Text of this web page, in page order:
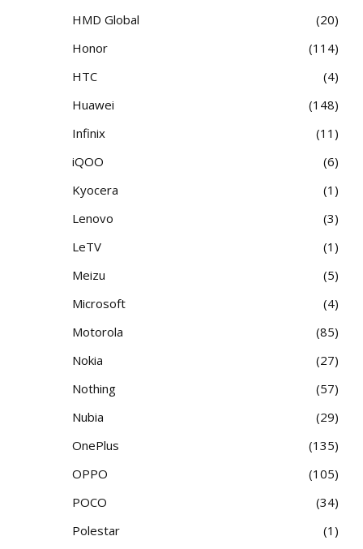
HMD Global
20
Honor
114
HTC
4
Huawei
148
Infinix
11
iQOO
6
Kyocera
1
Lenovo
3
LeTV
1
Meizu
5
Microsoft
4
Motorola
85
Nokia
27
Nothing
57
Nubia
29
OnePlus
135
OPPO
105
POCO
34
Polestar
1